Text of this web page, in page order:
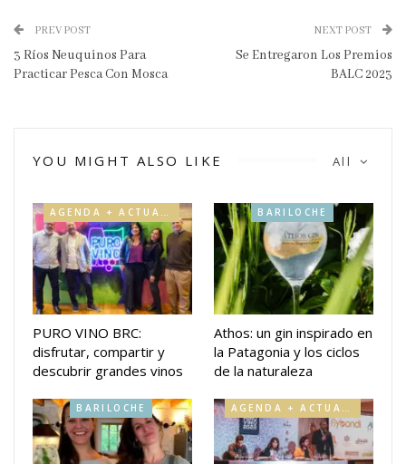
PREV POST
3 Ríos Neuquinos Para
Practicar Pesca Con Mosca
NEXT POST
Se Entregaron Los Premios
BALC 2023
All
YOU MIGHT ALSO LIKE
PURO VINO BRC:
disfrutar, compartir y
descubrir grandes vinos
BARILOCHE
Athos: un gin inspirado en
la Patagonia y los ciclos
de la naturaleza
BARILOCHE